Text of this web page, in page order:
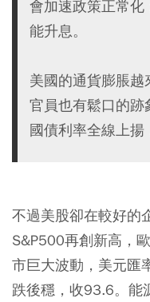
會加速政策正常
能升息。
美國的通貨膨脹
官員也有鬆口的跡
國債利率全線上揚
不過美股卻在較好的
S&P500再創新高，
市巨大波動，美元匯
跌後穩，收93.6。能